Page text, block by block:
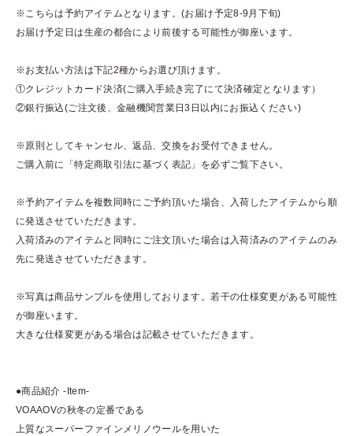
※こちらは予約アイテムとなります。(お届け予定8-9月下旬)
お届け予定日は生産の都合により前後する可能性が御座います。
※お支払い方法は下記2種からお選び頂けます。
①クレジットカード決済(ご購入手続き完了にて決済確定となります）
②銀行振込(ご注文後、金融機関営業日3日以内にお振込ください)
※原則としてキャンセル、返品、交換をお受付できません。
ご購入前に「特定商取引法に基づく表記」を必ずご覧下さい。
※予約アイテムを複数同時にご予約頂いた場合、入荷したアイテムから順
に発送させていただきます。
入荷済みのアイテムと同時にご注文頂いた場合は入荷済みのアイテムのみ
先に発送させていただきます。
※写真は商品サンプルを使用しております。若干の仕様変更がある可能性
が御座います。
大きな仕様変更がある場合は記載させていただきます。
●商品紹介 -Item-
VOAAOVの秋冬の定番である
上質なスーパーファインメリノウールを用いた